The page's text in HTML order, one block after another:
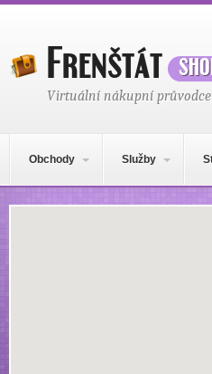
Frenštát
Virtuální nákupní
Obchody Služby
Mapa obsahu